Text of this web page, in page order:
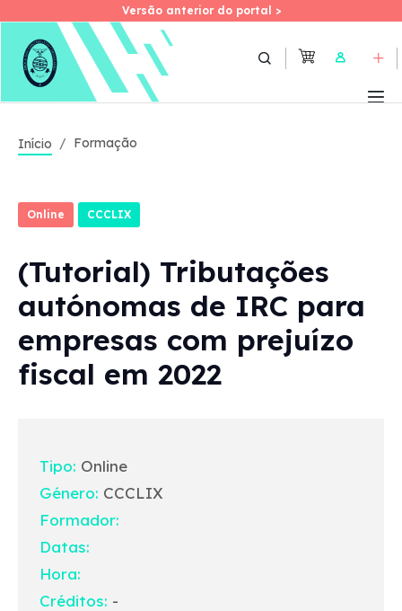
Skip
Versão anterior do portal >
Versão anterior do portal >
User
Início Formação
Online CCCLIX
(Tutorial) Tributações
autónomas de IRC para
empresas com prejuízo
fiscal em 2022
Tipo: Online
Género: CCCLIX
Formador:
Datas:
Hora:
Créditos: -